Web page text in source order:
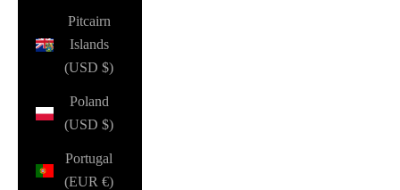
Pitcairn
Islands
(USD $)
Poland
(USD $)
Portugal
(EUR €)